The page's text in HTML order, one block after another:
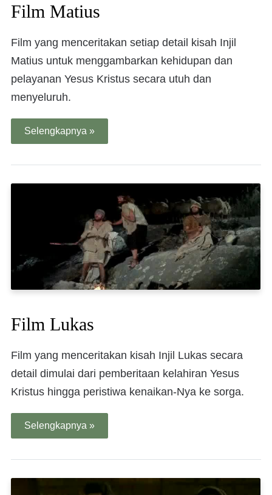
Film Matius
Film yang menceritakan setiap detail kisah Injil
Matius untuk menggambarkan kehidupan dan
pelayanan Yesus Kristus secara utuh dan
menyeluruh.
Selengkapnya »
Film Lukas
Film yang menceritakan kisah Injil Lukas secara
detail dimulai dari pemberitaan kelahiran Yesus
Kristus hingga peristiwa kenaikan-Nya ke sorga.
Selengkapnya »